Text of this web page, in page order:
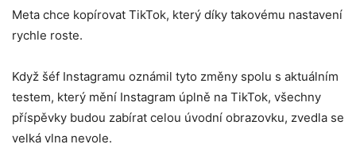
Meta chce kopírovat TikTok, který díky takovému nastavení
rychle roste.
Když šéf Instagramu oznámil tyto změny spolu s aktuálním
testem, který mění Instagram úplně na TikTok, všechny
příspěvky budou zabírat celou úvodní obrazovku, zvedla se
velká vlna nevole.